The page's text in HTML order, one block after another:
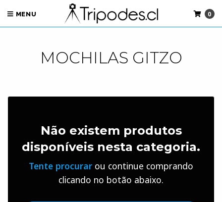
MENU 0
MOCHILAS GITZO
Não existem produtos
disponíveis nesta categoria.
Tente procurar ou continue comprando
clicando no botão abaixo.